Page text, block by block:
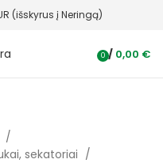
(išskyrus į Neringą)
0 / 0,00 €
sekatoriai